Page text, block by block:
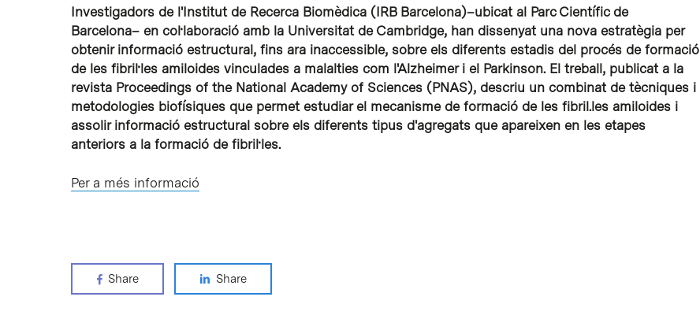
Investigadors de l'Institut de Recerca Biomèdica (IRB Barcelona)–ubicat al Parc Científic de
Barcelona– en col·laboració amb la Universitat de Cambridge, han dissenyat una nova estratègia per
obtenir informació estructural, fins ara inaccessible, sobre els diferents estadis del procés de formació
de les fibril·les amiloides vinculades a malalties com l'Alzheimer i el Parkinson. El treball, publicat a la
revista Proceedings of the National Academy of Sciences (PNAS), descriu un combinat de tècniques i
metodologies biofísiques que permet estudiar el mecanisme de formació de les fibril.les amiloides i
assolir informació estructural sobre els diferents tipus d'agregats que apareixen en les etapes
anteriors a la formació de fibril·les.
Per a més informació
Share Share